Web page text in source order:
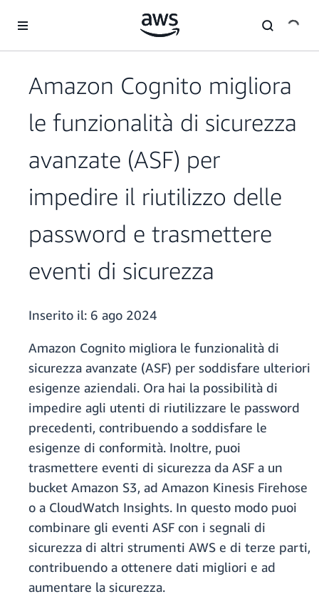
Amazon Cognito migliora
le funzionalità di sicurezza
avanzate (ASF) per
impedire il riutilizzo delle
password e trasmettere
eventi di sicurezza
Inserito il: 6 ago 2024
Amazon Cognito migliora le funzionalità di
sicurezza avanzate (ASF) per soddisfare ulteriori
esigenze aziendali. Ora hai la possibilità di
impedire agli utenti di riutilizzare le password
precedenti, contribuendo a soddisfare le
esigenze di conformità. Inoltre, puoi
trasmettere eventi di sicurezza da ASF a un
bucket Amazon S3, ad Amazon Kinesis Firehose
o a CloudWatch Insights. In questo modo puoi
combinare gli eventi ASF con i segnali di
sicurezza di altri strumenti AWS e di terze parti,
contribuendo a ottenere dati migliori e ad
aumentare la sicurezza.